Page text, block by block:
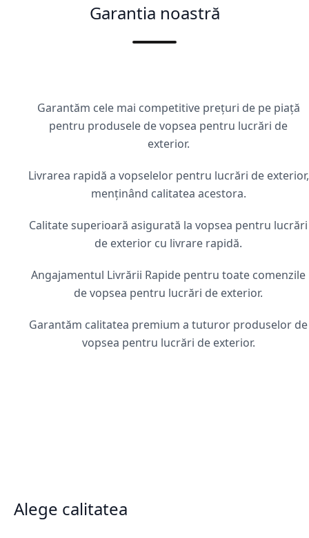
Garantia noastră
Garantăm cele mai competitive prețuri de pe piață
pentru produsele de vopsea pentru lucrări de
exterior.
Livrarea rapidă a vopselelor pentru lucrări de exterior,
menținând calitatea acestora.
Calitate superioară asigurată la vopsea pentru lucrări
de exterior cu livrare rapidă.
Angajamentul Livrării Rapide pentru toate comenzile
de vopsea pentru lucrări de exterior.
Garantăm calitatea premium a tuturor produselor de
vopsea pentru lucrări de exterior.
Alege calitatea